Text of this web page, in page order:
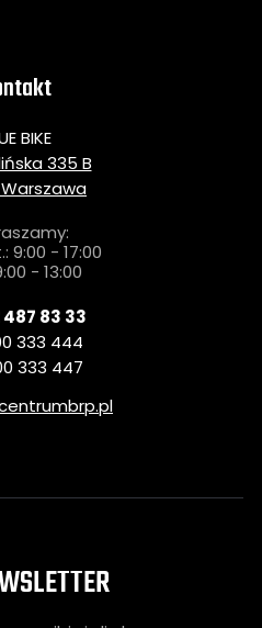
BIKE
335 B
Warszawa
9:00 - 17:00
- 13:00
83 33
333 444
333 447